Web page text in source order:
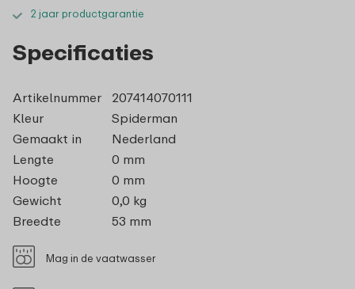
2 jaar productgarantie
Specificaties
Artikelnummer
207414070111
Kleur
Spiderman
Gemaakt in
Nederland
Lengte
0 mm
Hoogte
0 mm
Gewicht
0,0 kg
Breedte
53 mm
Mag in de vaatwasser